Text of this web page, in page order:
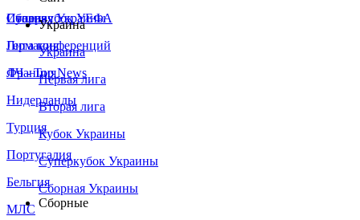
Сборная Украины
Италия
Германия
Франция
Нидерланды
Турция
Португалия
Бельгия
МЛС
Суперкубок УЕФА
Лига конференций
ЛЧ - Top News
Украина
Украина
Первая лига
Вторая лига
Кубок Украины
Суперкубок Украины
Сборная Украины
Сборные